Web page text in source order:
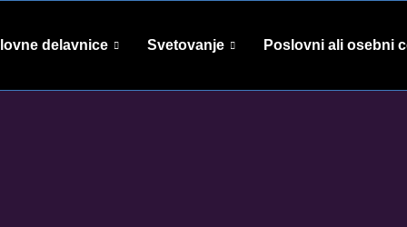
delavnice Svetovanje Poslovni ali osebni